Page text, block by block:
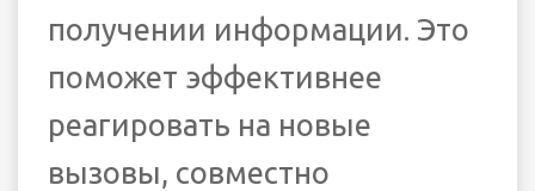
получении информации. Это
поможет эффективнее
реагировать на новые
вызовы, совместно